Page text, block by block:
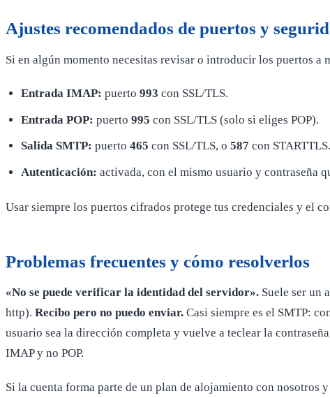
Ajustes recomendados de puertos y
Si en algún momento necesitas revisar o introducir los puertos
Entrada IMAP: puerto993 con SSL/TLS.
Entrada POP: puerto995 con SSL/TLS (solo si eliges POP).
Salida SMTP: puerto465 con SSL/TLS, o587 con STARTTLS.
Autenticación: activada, con el mismo usuario y contraseña
Usar siempre los puertos cifrados protege tus credenciales y el
Problemas frecuentes y cómo resolverlos
«No se puede verificar la identidad del servidor». Suele ser un
http). Recibo pero no puedo enviar. Casi siempre es el SMTP:
usuario sea la dirección completa y vuelve a teclear la
IMAP y no POP.
Si la cuenta forma parte de un plan de alojamiento con nosotros